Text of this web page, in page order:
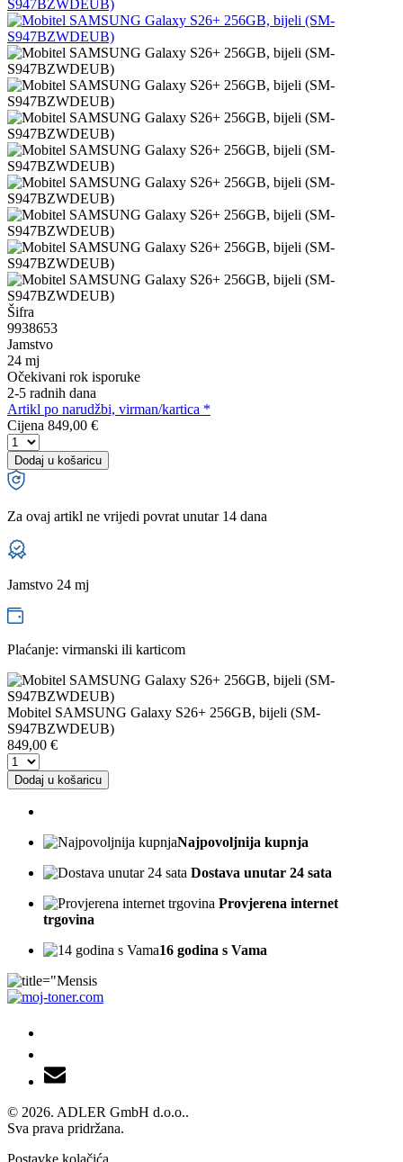
Šifra
9938653
Jamstvo
24 mj
Očekivani rok isporuke
2-5 radnih dana
Artikl po narudžbi, virman/kartica *
Cijena 849,00 €
Dodaj u košaricu
Za ovaj artikl ne vrijedi povrat unutar 14 dana
Jamstvo 24 mj
Plaćanje: virmanski ili karticom
Mobitel SAMSUNG Galaxy S26+ 256GB, bijeli (SM-
S947BZWDEUB)
849,00 €
Dodaj u košaricu
Najpovoljnija kupnja
Dostava unutar 24 sata
Provjerena internet
trgovina
16 godina s Vama
© 2026. ADLER GmbH d.o.o..
Sva prava pridržana.
Postavke kolačića